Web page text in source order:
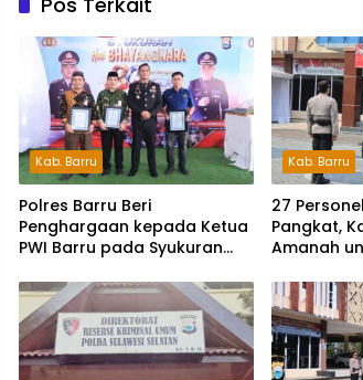
Kab. Barru
Polres Barru Beri
Penghargaan kepada Ketua
PWI Barru pada Syukuran
Kab. Barru
27
Pangkat,
Amanah